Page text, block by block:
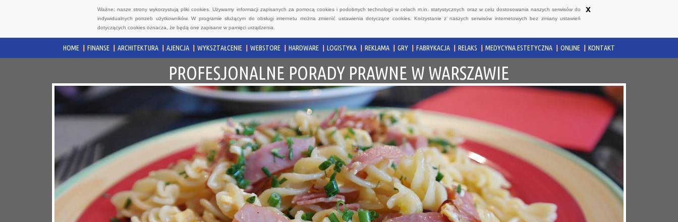
Ważne: nasze strony wykorzystują pliki cookies. Używamy informacji zapisanych za pomocą cookies i podobnych technologii w celach m.in. statystycznych oraz w celu dostosowania naszych serwisów do
indywidualnych potrzeb użytkowników. W programie służącym do obsługi internetu można zmienić ustawienia dotyczące cookies. Korzystanie z naszych serwisów internetowych bez zmiany ustawień
dotyczących cookies oznacza, że będą one zapisane w pamięci urządzenia.
x
HOME FINANSE ARCHITEKTURA AJENCJA WYKSZTAŁCENIE WEBSTORE HARDWARE LOGISTYKA REKLAMA GRY FABRYKACJA RELAKS MEDYCYNA ESTETYCZNA ONLINE KONTAKT
PROFESJONALNE PORADY PRAWNE W WARSZAWIE